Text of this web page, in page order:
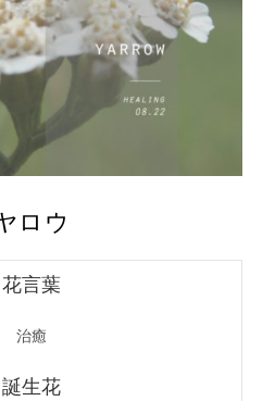
ロウ
花言葉
治癒
誕生花